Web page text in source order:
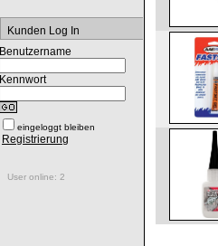
Kunden Log In
Benutzername
Kennwort
eingeloggt bleiben
Registrierung
User online: 2